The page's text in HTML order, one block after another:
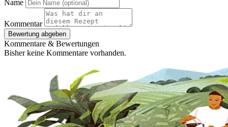
Name
Kommentar
Bewertung abgeben
Kommentare & Bewertungen
Bisher keine Kommentare vorhanden.